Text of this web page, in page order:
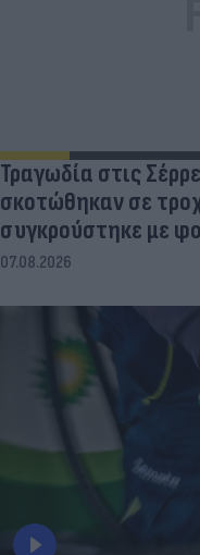
Τραγωδία στις
σκοτώθηκαν σε
συγκρούστηκε με
07.08.2026